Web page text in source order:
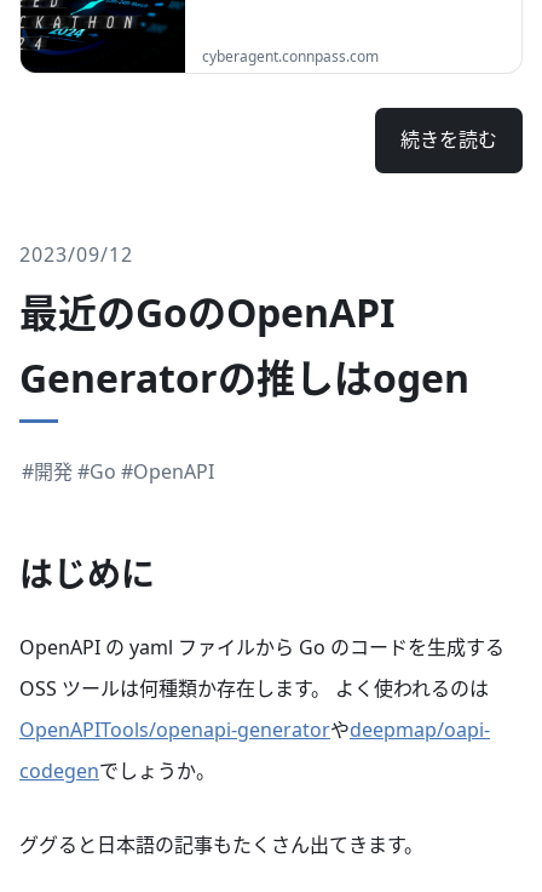
# 概要 毎回大盛況をいただいている「Web
Speed Hackathon」が今年も開催いたしま
スを改善することで競い合うハッカソンで
今回も一般参加者と学生で競技を同時開催！
イベントにはオンライン・オフラインのどち
らでも参加いただけます。 オフラインで参加
希望...
cyberagent.connpass.com
続きを読む
2023/09/12
最近のGoのOpenAPI
Generatorの推しはogen
#開発#Go #OpenAPI
はじめに
OpenAPI の yaml ファイルから Go のコードを生成する
OSS ツールは何種類か存在します。 よく使われるのは
OpenAPITools/openapi-generatorやdeepmap/oapi-
codegenでしょうか。
ググると日本語の記事もたくさん出てきます。